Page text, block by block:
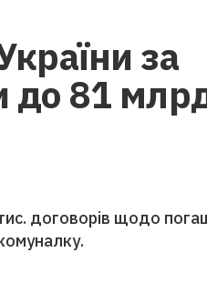
за
до 81
договорів щодо